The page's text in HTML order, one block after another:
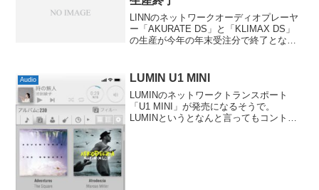
LINNのネットワークオーディオプレーヤ
ー「AKURATE DS」と「KLIMAX DS」
の生産が今年の年末受注分で終了となる
に統合されたのかなぁと思っ...
Audio LUMIN U1 MINI
LUMINのネットワークトランスポート
「U1 MINI」が発売になるそうで。
LUMINというとなんと言ってもコントロ